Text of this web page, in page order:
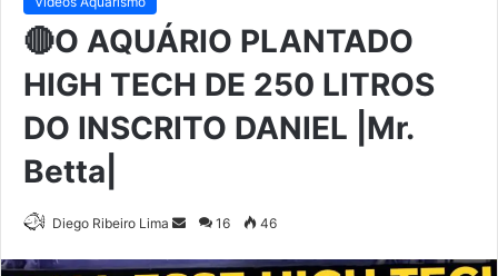
🔴O AQUÁRIO PLANTADO
HIGH TECH DE 250 LITROS
DO INSCRITO DANIEL |Mr.
Betta|
Diego Ribeiro Lima
Mande
16 46